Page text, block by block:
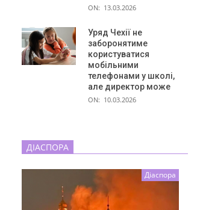
ON: 13.03.2026
Уряд Чехії не
заборонятиме
користуватися
мобільними
телефонами у школі,
але директор може
ON: 10.03.2026
ДІАСПОРА
Діаспора